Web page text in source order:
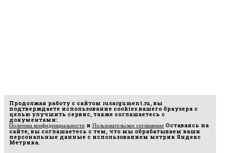
Продолжая работу с сайтом rusargument.ru, вы
подтверждаете использование cookies вашего браузера с
целью улучшить сервис, также соглашаетесь с
документами:
Политика конфиденциальности и Пользовательское соглашение Оставаясь на
сайте, вы соглашаетесь с тем, что мы обрабатываем ваши
персональные данные с использованием метрик Яндекс
Метрика.